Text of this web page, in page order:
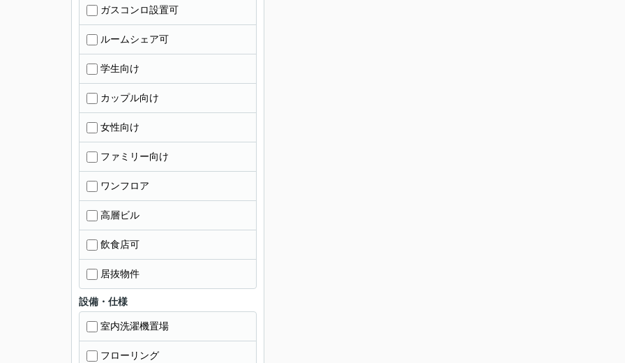
ガスコンロ設置可
ルームシェア可
学生向け
カップル向け
女性向け
ファミリー向け
ワンフロア
高層ビル
飲食店可
居抜物件
設備・仕様
室内洗濯機置場
フローリング